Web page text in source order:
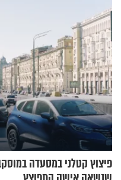
פיצוץ קטלני במסעדה